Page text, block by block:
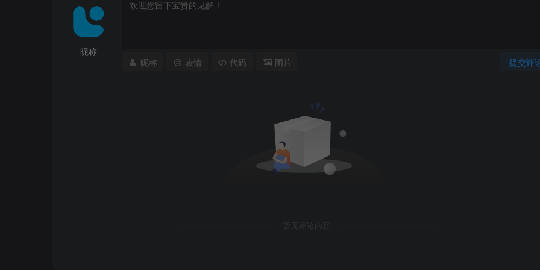
开敞空间的营造主要是利用低矮的灌木及地被作为空间的限制因素，人们身在其中，视线开敞不受阻，心情较舒
畅。这种外向的开敞空间属于友好型集体活动场所，不需要私密性。该类空间多用于公共活动空间，如公园大草
昵称
提交评
昵称 表情 代码 图片
暂无评论内容